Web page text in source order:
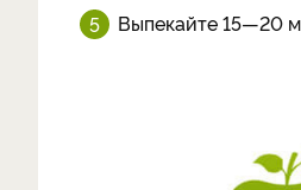
Выпекайте 15—20